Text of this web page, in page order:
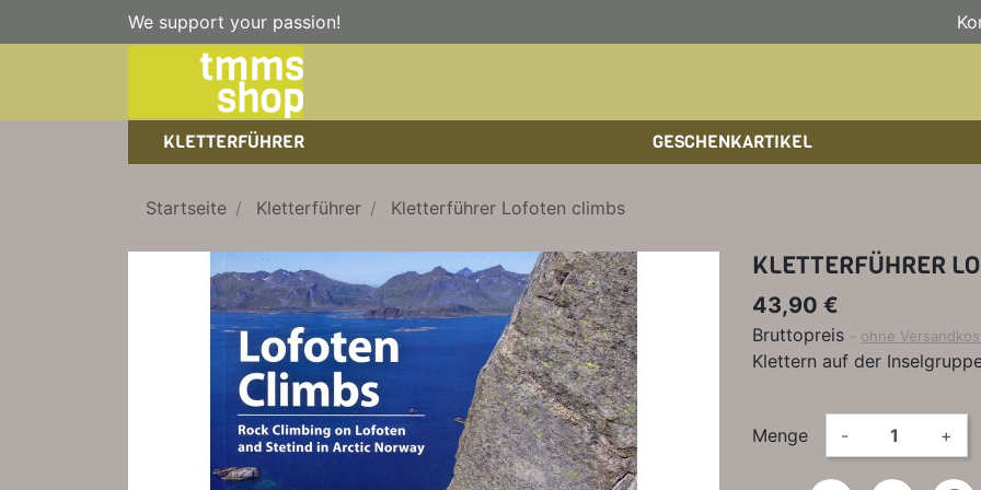
We support your passion!
KLETTERFÜHRER
TRAINING
BÜCHER/LEHRBÜCHER
KLETTER-KALENDER
GESCHENKARTIKEL
BÜCHER
OUTDOOR-KALENDER
Startseite Kletterführer Kletterführer Lofoten climbs
KLETTERFÜHRER
43,90 €
Bruttopreis ohne
Klettern auf der
Menge - +